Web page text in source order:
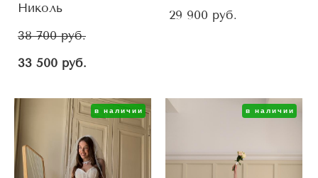
Николь
38 700 pуб.
33 500 pуб.
29 900 pуб.
в наличии в наличии